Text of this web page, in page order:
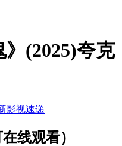
(2025)夸克
影视速递
线观看）